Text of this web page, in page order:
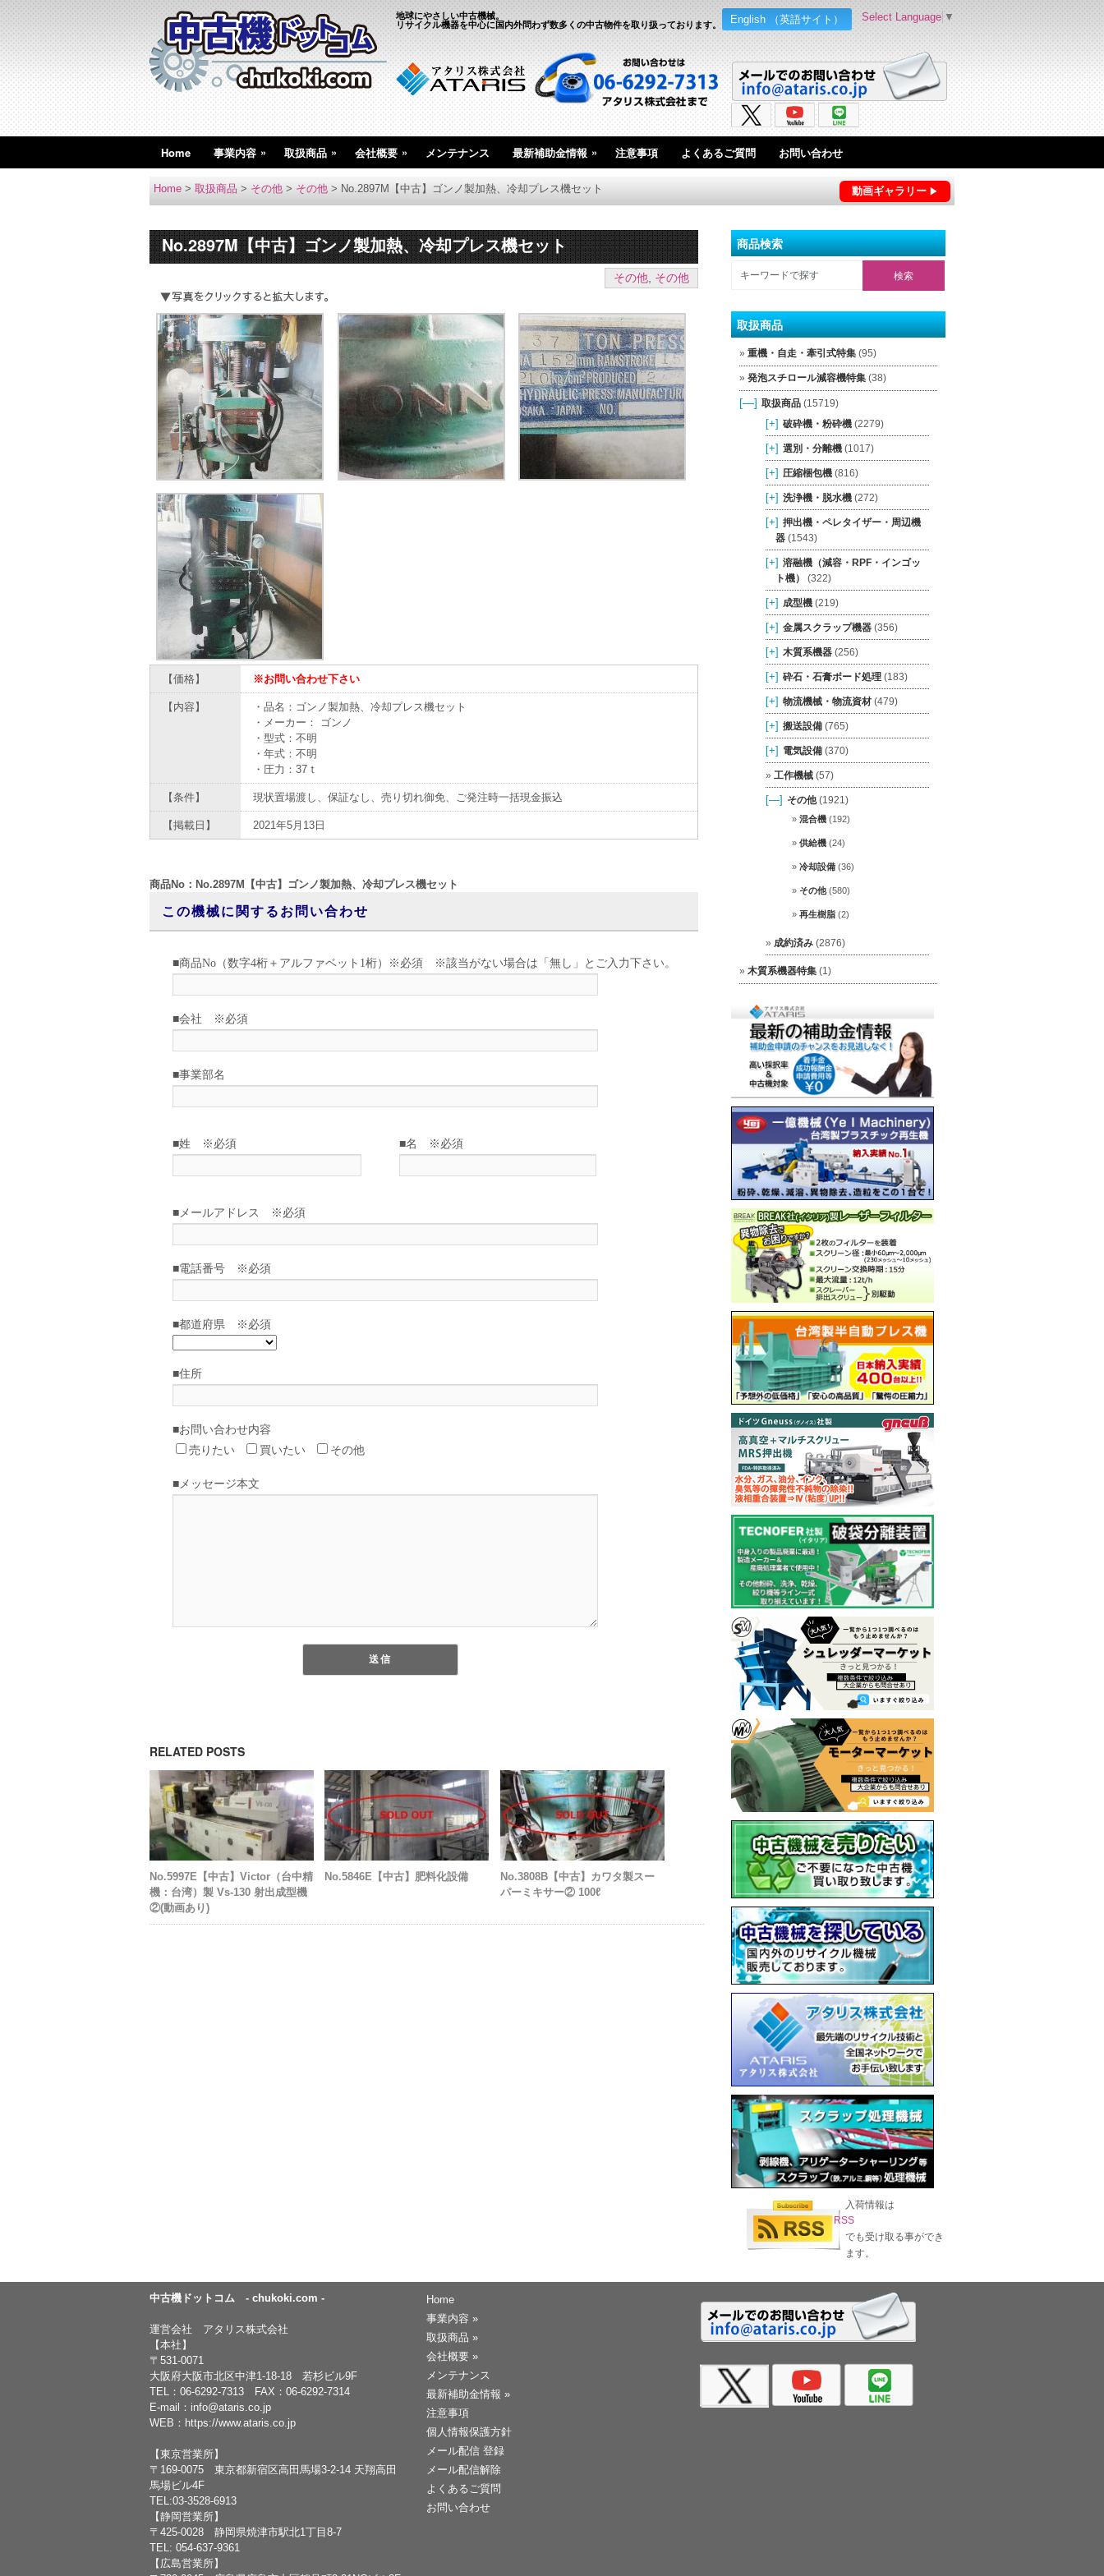
English （英語サイト）
地球にやさしい中古機械。
リサイクル機器を中心に国内外問わず数多くの中古物件を取り扱っております。
Select Language ▼
Home 事業内容 » 取扱商品 » 会社概要 » メンテナンス 最新補助金情報 » 注意事項 よくあるご質問 お問い合わせ
動画ギャラリー
Home > 取扱商品 > その他 > その他 > No.2897M【中古】ゴンノ製加熱、冷却プレス機セット
No.2897M【中古】ゴンノ製加熱、冷却プレス機セット
その他, その他
【価格】 ※お問い合わせ下さい
【内容】
・品名：ゴンノ製加熱、冷却プレス機セット
・メーカー： ゴンノ
・型式：不明
・年式：不明
・圧力：37ｔ
【条件】 現状置場渡し、保証なし、売り切れ御免、ご発注時一括現金振込
【掲載日】 2021年5月13日
商品No：No.2897M【中古】ゴンノ製加熱、冷却プレス機セット
この機械に関するお問い合わせ
RELATED POSTS
No.5997E【中古】Victor（台中精
機：台湾）製 Vs-130 射出成型機
②(動画あり)
No.5846E【中古】肥料化設備
No.3808B【中古】カワタ製スー
パーミキサー② 100ℓ
商品検索
取扱商品
重機・自走・牽引式特集(95)
発泡スチロール減容機特集(38)
[—] 取扱商品(15719)
[+] 破砕機・粉砕機(2279)
[+] 選別・分離機(1017)
[+] 圧縮梱包機(816)
[+] 洗浄機・脱水機(272)
[+] 押出機・ペレタイザー・周辺機
器(1543)
[+] 溶融機（減容・RPF・インゴッ
ト機）
(322)
[+] 成型機(219)
[+] 金属スクラップ機器(356)
[+] 木質系機器(256)
[+] 砕石・石膏ボード処理(183)
[+] 物流機械・物流資材(479)
[+] 搬送設備(765)
[+] 電気設備(370)
工作機械(57)
[—] その他(1921)
混合機(192)
供給機(24)
冷却設備(36)
その他(580)
再生樹脂(2)
成約済み(2876)
木質系機器特集(1)
入荷情報は
RSS
でも受け取る事ができ
ます。
中古機ドットコム - chukoki.com -
運営会社 アタリス株式会社
【本社】
〒531-0071
大阪府大阪市北区中津1-18-18 若杉ビル9F
TEL： 06-6292-7313 FAX：06-6292-7314
E-mail： info@ataris.co.jp
WEB： https://www.ataris.co.jp
【東京営業所】
〒169-0075 東京都新宿区高田馬場3-2-14 天翔高田
馬場ビル4F
TEL:03-3528-6913
【静岡営業所】
〒425-0028 静岡県焼津市駅北1丁目8-7
TEL: 054-637-9361
【広島営業所】
Home
事業内容 »
取扱商品 »
会社概要 »
メンテナンス
最新補助金情報 »
注意事項
個人情報保護方針
メール配信 登録
メール配信解除
よくあるご質問
お問い合わせ